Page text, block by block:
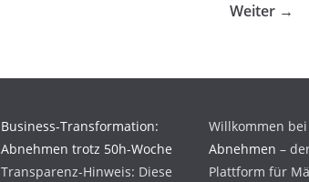
Weiter →
Business-Transformation:
Abnehmen trotz 50h-Woche
Transparenz-Hinweis: Diese
Willkommen bei
Abnehmen –
Plattform für